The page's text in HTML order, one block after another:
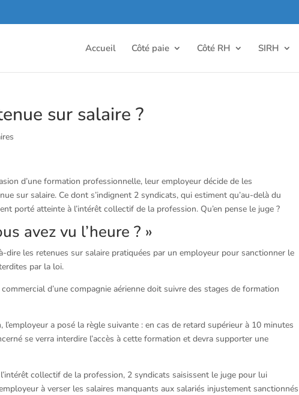
Accueil Côté paie Côté RH SIRH
sur salaire ?
d’une formation professionnelle, leur employeur décide de les
sur salaire. Ce dont s’indignent 2 syndicats, qui estiment qu’au-delà du
porté atteinte à l’intérêt collectif de la profession. Qu’en pense le juge ?
avez vu l’heure ? »
dire les retenues sur salaire pratiquées par un employeur pour sanctionner le
par la loi.
d’une compagnie aérienne doit suivre des stages de formation
a posé la règle suivante : en cas de retard supérieur à 10 minutes
se verra interdire l’accès à cette formation et devra supporter une
collectif de la profession, 2 syndicats saisissent le juge pour lui
à verser les salaires manquants aux salariés injustement sanctionnés